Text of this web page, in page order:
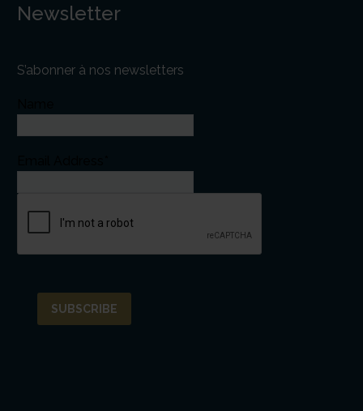
Newsletter
S’abonner à nos newsletters